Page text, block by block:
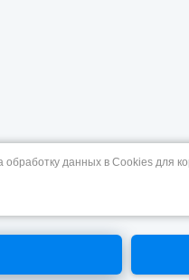
обработку данных в Cookies для